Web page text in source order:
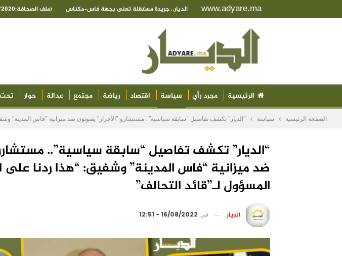
www.adyare.ma الديار.. جريدة مستقلة تعنى بجهة فاس-مكناس (ملف الصحافة:12/2020)
الرئيسية مجرد رأي سياسة اقتصاد رياضة مجتمع عدالة حوار
الصفحة الرئيسية سياسة “الديار” تكشف تفاصيل “سابقة سياسية”.. مستشارو “الأحرار” يصوتون ضد ميزانية “فاس المدينة”
“الديار” تكشف تفاصيل “سابقة سياسية”.. مستشارو
ضد ميزانية “فاس المدينة” وشفيق: “هذا ردنا
المسؤول لـ”قائد التحالف”
الديار في 16/08/2022 - 12:51